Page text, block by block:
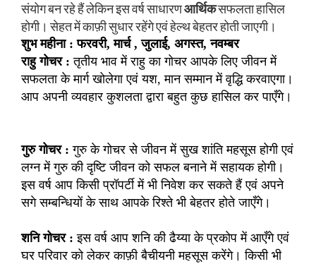
संयोग बन रहे हैं लेकिन इस वर्ष साधारणआर्थिकसफलता हासिल
होगी। सेहत में काफ़ी सुधार रहेंगे एवं हेल्थ बेहतर होती जाएगी।
शुभ महीना : फरवरी, मार्च , जुलाई, अगस्त, नवम्बर
राहु गोचर :तृतीय भाव में राहु का गोचर आपके लिए जीवन में
सफलता के मार्ग खोलेगा एवं यश, मान सम्मान में वृद्धि करवाएगा।
आप अपनी व्यवहार कुशलता द्वारा बहुत कुछ हासिल कर पाएँगे।
गुरु गोचर : गुरु के गोचर से जीवन में सुख शांति महसूस होगी एवं
लग्न में गुरु की दृष्टि जीवन को सफल बनाने में सहायक होगी।
इस वर्ष आप किसी प्रॉपर्टी में भी निवेश कर सकते हैं एवं अपने
सगे सम्बन्धियों के साथ आपके रिश्ते भी बेहतर होते जाएँगे।
शनि गोचर :इस वर्ष आप शनि की ढैय्या के प्रकोप में आएँगे एवं
घर परिवार को लेकर काफ़ी बैचीयनी महसूस करेंगे। किसी भी